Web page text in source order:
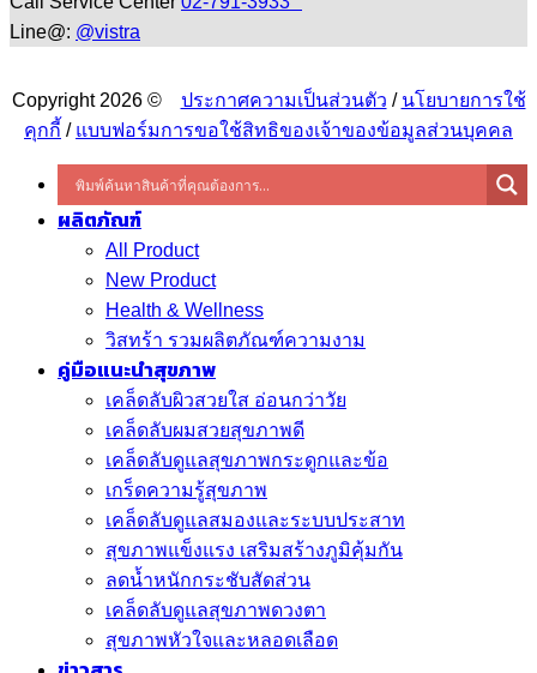
Line@: @vistra
Copyright 2026 © ประกาศความเป็นส่วนตัว / นโยบายการใช้
คุกกี้ / แบบฟอร์มการขอใช้สิทธิของเจ้าของข้อมูลส่วนบุคคล
ผลิตภัณฑ์
All Product
New Product
Health & Wellness
วิสทร้า รวมผลิตภัณฑ์ความงาม
คู่มือแนะนำสุขภาพ
เคล็ดลับผิวสวยใส อ่อนกว่าวัย
เคล็ดลับผมสวยสุขภาพดี
เคล็ดลับดูแลสุขภาพกระดูกและข้อ
เกร็ดความรู้สุขภาพ
เคล็ดลับดูแลสมองและระบบประสาท
สุขภาพแข็งแรง เสริมสร้างภูมิคุ้มกัน
ลดน้ำหนักกระชับสัดส่วน
เคล็ดลับดูแลสุขภาพดวงตา
สุขภาพหัวใจและหลอดเลือด